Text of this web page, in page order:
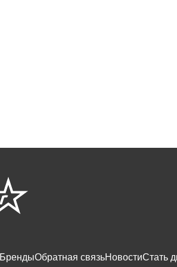
БрендыОбратная связьНовостиСтать